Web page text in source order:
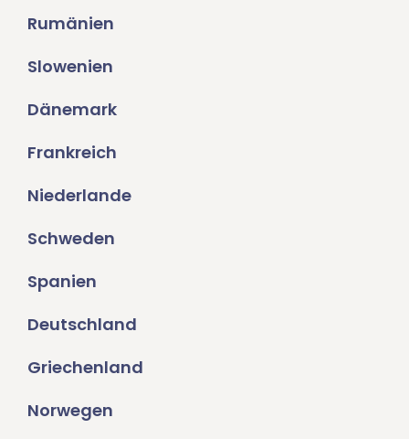
Rumänien
Slowenien
Dänemark
Frankreich
Niederlande
Schweden
Spanien
Deutschland
Griechenland
Norwegen